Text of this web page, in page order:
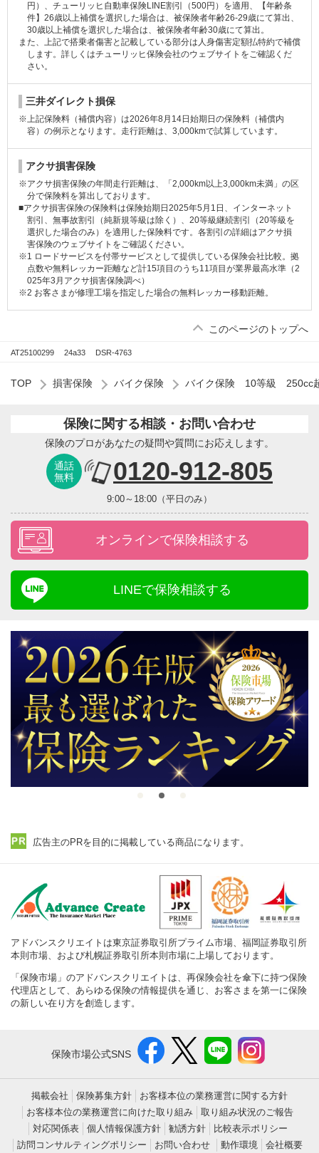
円）、チューリッヒ自動車保険LINE割引（500円）を適用、【年齢条
件】26歳以上補償を選択した場合は、被保険者年齢26-29歳にて算出、
30歳以上補償を選択した場合は、被保険者年齢30歳にて算出。
また、上記で搭乗者傷害と記載している部分は人身傷害定額払特約で補償
します。詳しくはチューリッヒ保険会社のウェブサイトをご確認くだ
さい。
三井ダイレクト損保
※上記保険料（補償内容）は2026年8月14日始期日の保険料（補償内
容）の例示となります。走行距離は、3,000kmで試算しています。
アクサ損害保険
※アクサ損害保険の年間走行距離は、「2,000km以上3,000km未満」の区
分で保険料を算出しております。
■アクサ損害保険の保険料は保険始期日2025年5月1日、インターネット
割引、無事故割引（純新規等級は除く）、20等級継続割引（20等級を
選択した場合のみ）を適用した保険料です。各割引の詳細はアクサ損
害保険のウェブサイトをご確認ください。
※1 ロードサービスを付帯サービスとして提供している保険会社比較。拠
点数や無料レッカー距離など計15項目のうち11項目が業界最高水準（2
025年3月アクサ損害保険調べ）
※2 お客さまが修理工場を指定した場合の無料レッカー移動距離。
このページのトップへ
AT25100299 24a33 DSR-4763
TOP 損害保険 バイク保険 バイク保険 10等級 250cc
保険に関する相談・お問い合わせ
保険のプロがあなたの疑問や質問にお応えします。
通話
無料
0120-912-805
9:00～18:00（平日のみ）
オンラインで保険相談する
LINEで保険相談する
広告主のPRを目的に掲載している商品になります。
アドバンスクリエイトは東京証券取引所プライム市場、福岡証券取引所
本則市場、および札幌証券取引所本則市場に上場しております。
「保険市場」のアドバンスクリエイトは、再保険会社を傘下に持つ保険
代理店として、あらゆる保険の情報提供を通じ、お客さまを第一に保険
の新しい在り方を創造します。
保険市場公式SNS
掲載会社 保険募集方針
お客様本位の業務運営に関する方針
お客様本位の業務運営に向けた取り組み
取り組み状況のご報告
対応関係表
個人情報保護方針 勧誘方針
比較表示ポリシー
訪問コンサルティングポリシー
お問い合わせ 動作環境 会社概要